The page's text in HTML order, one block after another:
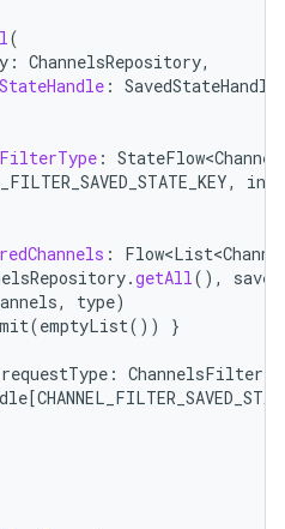
(
: ChannelsRepository,
: SavedStateHandle
:
,
:
.getAll(),
, type)
(emptyList()) }
requestType :
[